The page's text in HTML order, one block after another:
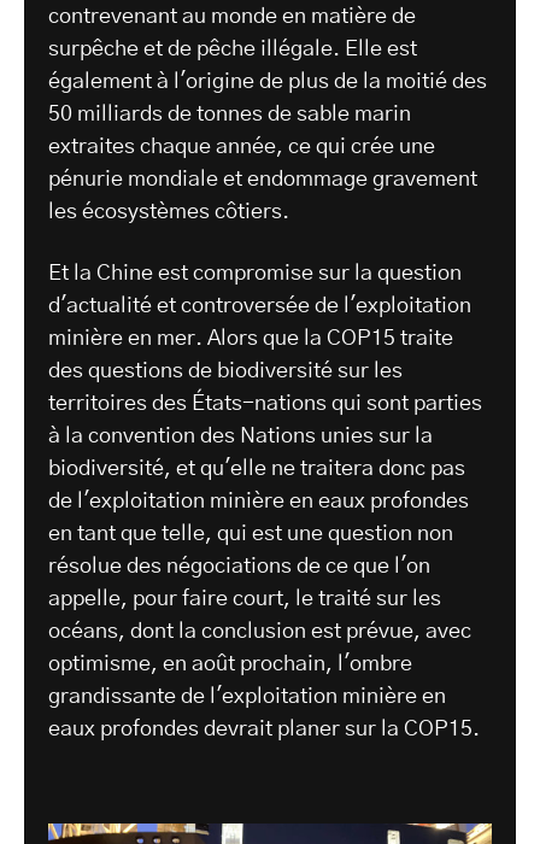
contrevenant au monde en matière de
surpêche et de pêche illégale. Elle est
également à l'origine de plus de la moitié des
50 milliards de tonnes de sable marin
extraites chaque année, ce qui crée une
pénurie mondiale et endommage gravement
les écosystèmes côtiers.
Et la Chine est compromise sur la question
d'actualité et controversée de l'exploitation
minière en mer. Alors que la COP15 traite
des questions de biodiversité sur les
territoires des États-nations qui sont parties
à la convention des Nations unies sur la
biodiversité, et qu'elle ne traitera donc pas
de l'exploitation minière en eaux profondes
en tant que telle, qui est une question non
résolue des négociations de ce que l'on
appelle, pour faire court, le traité sur les
océans, dont la conclusion est prévue, avec
optimisme, en août prochain, l'ombre
grandissante de l'exploitation minière en
eaux profondes devrait planer sur la COP15.